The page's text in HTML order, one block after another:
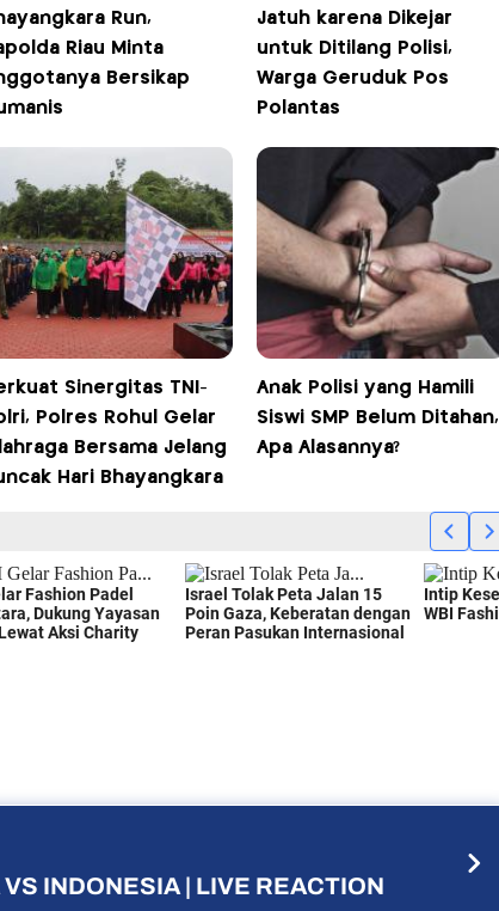
Run,
Riau Minta
Bersikap
Jatuh karena Dikejar
untuk Ditilang Polisi,
Warga Geruduk Pos
Polantas
Sinergitas TNI-
Polres Rohul Gelar
Bersama Jelang
Hari Bhayangkara
Anak Polisi yang Hamili
Siswi SMP Belum Ditahan,
Apa Alasannya?
INDONESIA | LIVE REACTION